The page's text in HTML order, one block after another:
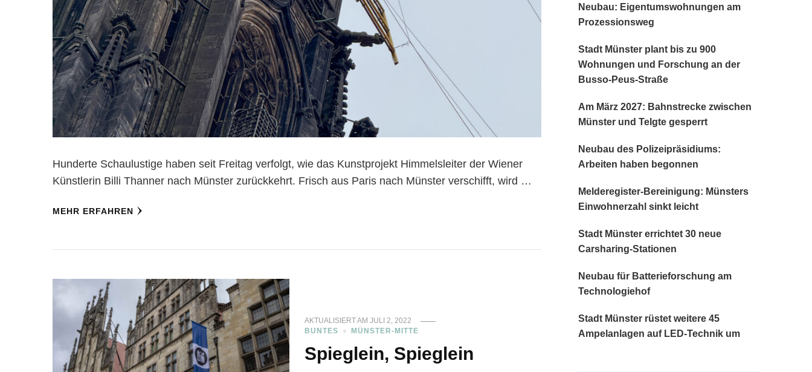
Hunderte Schaulustige haben seit Freitag verfolgt, wie das Kunstprojekt Himmelsleiter der Wiener
Künstlerin Billi Thanner nach Münster zurückkehrt. Frisch aus Paris nach Münster verschifft, wird …
MEHR ERFAHREN
AKTUALISIERT AM JULI 2, 2022
BUNTES
MÜNSTER-MITTE
Spieglein, Spieglein
Neubau: Eigentumswohnungen am
Prozessionsweg
Stadt Münster plant bis zu 900
Wohnungen und Forschung an der
Busso-Peus-Straße
Am März 2027: Bahnstrecke zwischen
Münster und Telgte gesperrt
Neubau des Polizeipräsidiums:
Arbeiten haben begonnen
Melderegister-Bereinigung: Münsters
Einwohnerzahl sinkt leicht
Stadt Münster errichtet 30 neue
Carsharing-Stationen
Neubau für Batterieforschung am
Technologiehof
Stadt Münster rüstet weitere 45
Ampelanlagen auf LED-Technik um